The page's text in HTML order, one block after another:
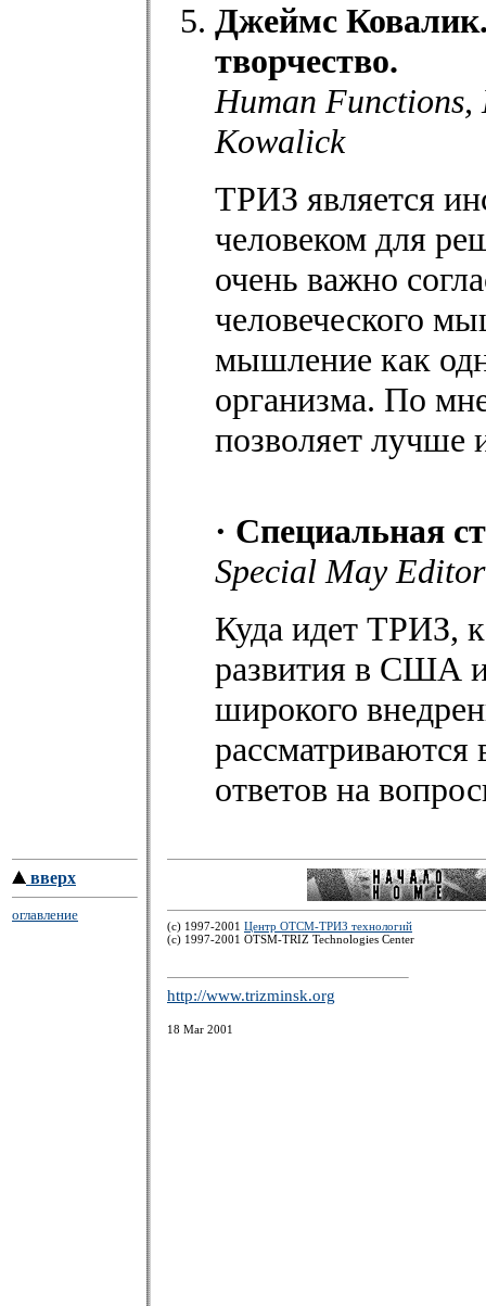
Джеймс
творчество.
Human Functions,
Kowalick
ТРИЗ является
человеком для
очень важно
человеческого
мышление как
организма. По
позволяет лучше
· Специальная
Special May
Куда идет ТРИЗ,
развития в США
широкого
рассматриваются
ответов на
вверх
оглавление
(c) 1997-2001 Центр ОТСМ-ТРИЗ технологий
(с) 1997-2001 OTSM-TRIZ Technologies Center
http://www.trizminsk.org
18 Mar 2001